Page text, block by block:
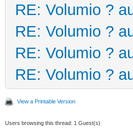
RE: Volumio ?
RE: Volumio ?
RE: Volumio ?
RE: Volumio ?
View a Printable Version
Users browsing this thread: 1 Guest(s)